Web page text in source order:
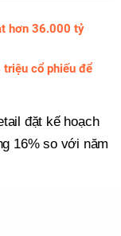
hơn 36.000 tỷ
triệu cổ phiếu để
đặt kế hoạch
16% so với năm